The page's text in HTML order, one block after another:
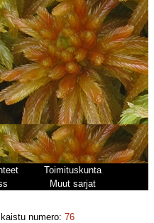
Toimituskunta
Muut sarjat
numero:76